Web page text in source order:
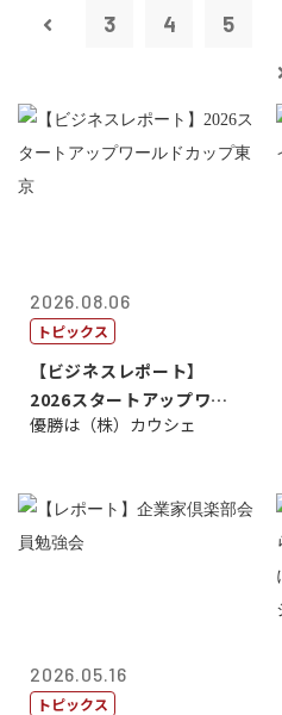
3 4 5
2026.08.06
トピックス
【ビジネスレポート】
2026スタートアップワー
ルドカップ東京
優勝は（株）カウシェ
2026.05.16
トピックス